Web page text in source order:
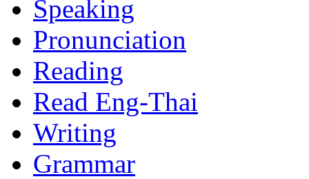
Speaking
Pronunciation
Reading
Read Eng-Thai
Writing
Grammar